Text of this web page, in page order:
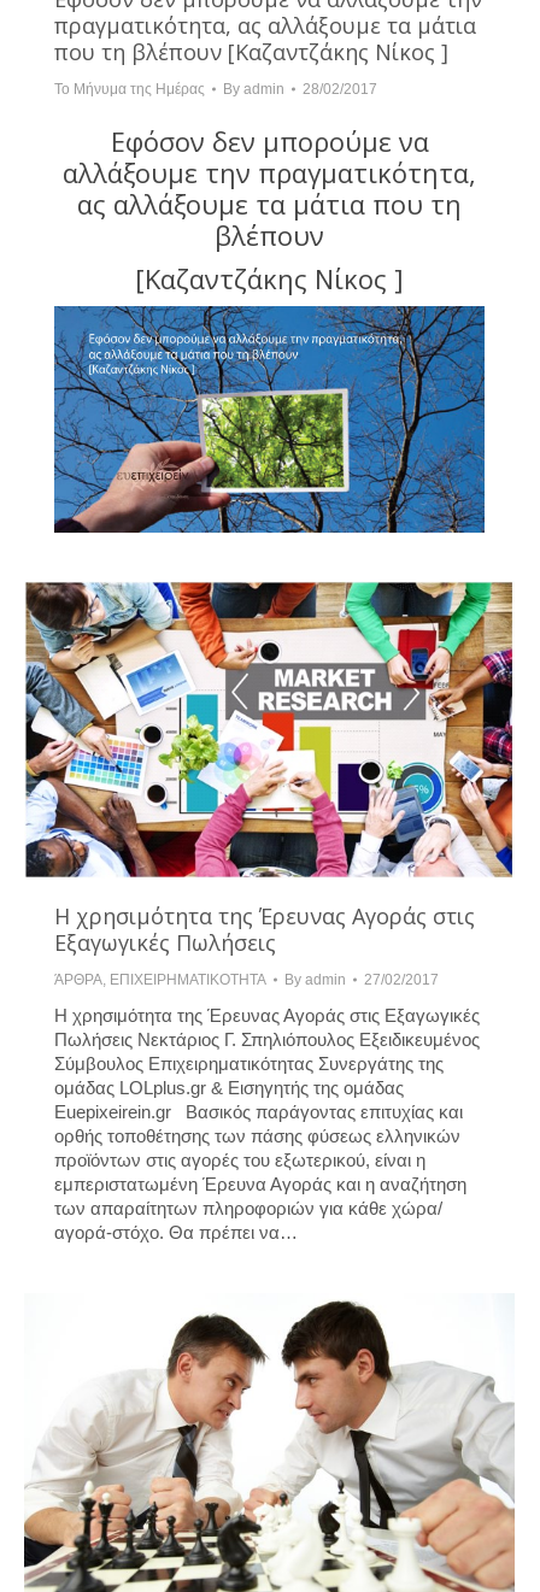
πραγματικότητα, ας αλλάξουμε τα μάτια
που τη βλέπουν [Καζαντζάκης Νίκος ]
Το Μήνυμα της Ημέρας By admin 28/02/2017
Εφόσον δεν μπορούμε να
αλλάξουμε την πραγματικότητα,
ας αλλάξουμε τα μάτια που τη
βλέπουν
[Καζαντζάκης Νίκος ]
Η χρησιμότητα της Έρευνας Αγοράς στις
Εξαγωγικές Πωλήσεις
ΆΡΘΡΑ, ΕΠΙΧΕΙΡΗΜΑΤΙΚΟΤΗΤΑ By admin 27/02/2017
Η χρησιμότητα της Έρευνας Αγοράς στις Εξαγωγικές
Πωλήσεις Νεκτάριος Γ. Σπηλιόπουλος Εξειδικευμένος
Σύμβουλος Επιχειρηματικότητας Συνεργάτης της
ομάδας LOLplus.gr & Εισηγητής της ομάδας
Euepixeirein.gr Βασικός παράγοντας επιτυχίας και
ορθής τοποθέτησης των πάσης φύσεως ελληνικών
προϊόντων στις αγορές του εξωτερικού, είναι η
εμπεριστατωμένη Έρευνα Αγοράς και η αναζήτηση
των απαραίτητων πληροφοριών για κάθε χώρα/
αγορά-στόχο. Θα πρέπει να…